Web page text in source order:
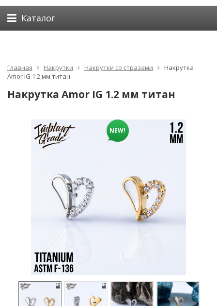
Каталог
Главная Накрутки Накрутки со стразами
Накрутка
Amor IG 1.2 мм титан
Накрутка Amor IG 1.2 мм титан
NEW!